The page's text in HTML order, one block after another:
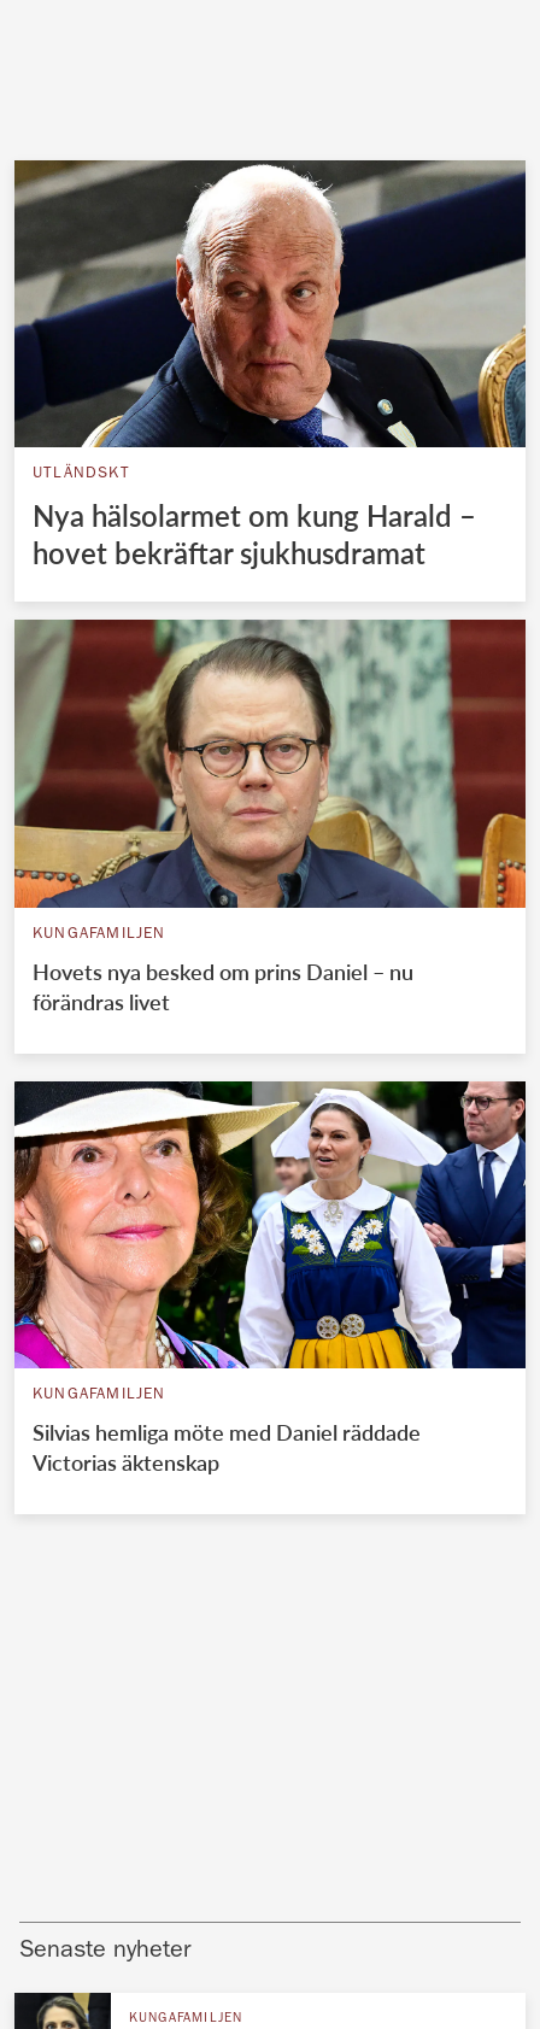
UTLÄNDSKT
Nya hälsolarmet om kung Harald –
hovet bekräftar sjukhusdramat
KUNGAFAMILJEN
Hovets nya besked om prins Daniel – nu
förändras livet
KUNGAFAMILJEN
Silvias hemliga möte med Daniel räddade
Victorias äktenskap
Senaste nyheter
KUNGAFAMILJEN